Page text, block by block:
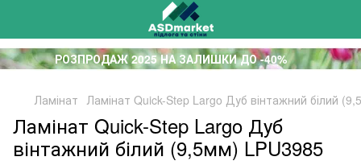
РОЗПРОДАЖ 2025 НА ЗАЛИШКИ ДО -40%
Ламінат Ламінат Quick-Step Largo Дуб вінтажний білий
Ламінат Quick-Step Largo Дуб
вінтажний білий (9,5мм) LPU3985